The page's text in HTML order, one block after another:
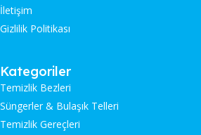
İletişim
Gizlilik Politikası
Kategoriler
Temizlik Bezleri
Süngerler & Bulaşık Telleri
Temizlik Gereçleri